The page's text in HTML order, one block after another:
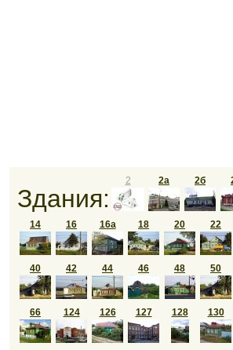
Здания:
2 2а 2б
14 16 16а 18 20 22
40 42 44 46 48 50
66 124 126 127 128 130